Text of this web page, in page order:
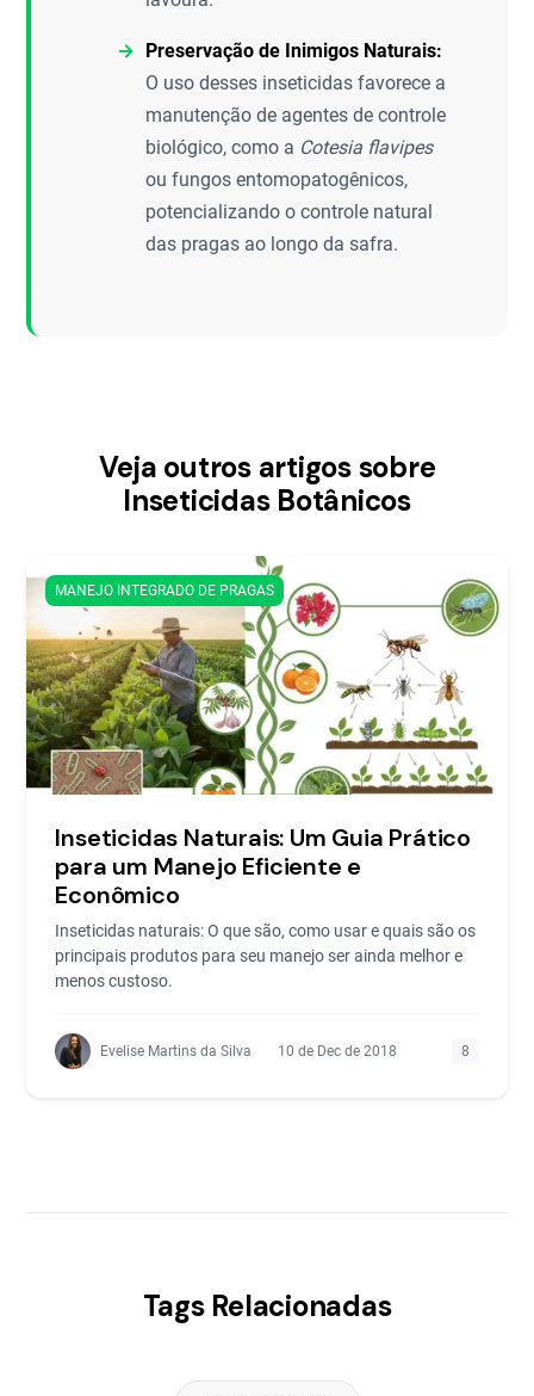
Preservação de Inimigos Naturais:
O uso desses inseticidas favorece a
manutenção de agentes de controle
biológico, como a Cotesia flavipes
ou fungos entomopatogênicos,
potencializando o controle natural
das pragas ao longo da safra.
Veja outros artigos sobre
Inseticidas Botânicos
MANEJO INTEGRADO DE PRAGAS
Inseticidas Naturais: Um Guia Prático
para um Manejo Eficiente e
Econômico
Inseticidas naturais: O que são, como usar e quais são os
principais produtos para seu manejo ser ainda melhor e
menos custoso.
Evelise Martins da Silva 10 de Dec de 2018 8
Tags Relacionadas